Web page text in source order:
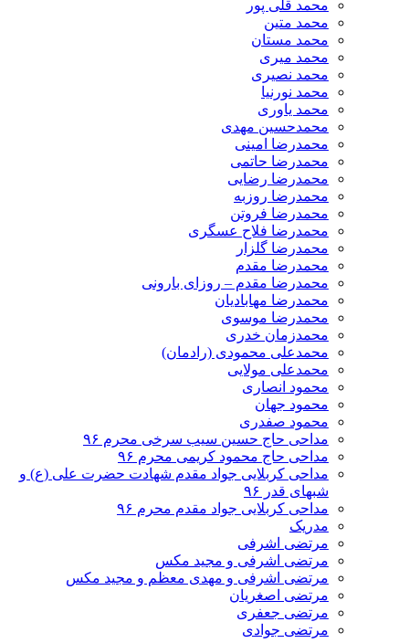
محمد قلی پور
محمد متین
محمد مستان
محمد میری
محمد نصیری
محمد نورنیا
محمد یاوری
محمدحسین مهدی
محمدرضا امینی
محمدرضا حاتمی
محمدرضا رضایی
محمدرضا روزبه
محمدرضا فروتن
محمدرضا فلاح عسگری
محمدرضا گلزار
محمدرضا مقدم
محمدرضا مقدم – روزای بارونی
محمدرضا مهابادیان
محمدرضا موسوی
محمدزمان خدری
محمدعلی محمودی (رادمان)
محمدعلی مولایی
محمود انصاری
محمود جهان
محمود صفدری
مداحی حاج حسین سیب سرخی محرم ۹۶
مداحی حاج محمود کریمی محرم ۹۶
مداحی کربلایی جواد مقدم شهادت حضرت علی (ع) و
شبهای قدر ۹۶
مداحی کربلایی جواد مقدم محرم ۹۶
مدریک
مرتضی اشرفی
مرتضی اشرفی و مجید مکس
مرتضی اشرفی و مهدی معظم و مجید مکس
مرتضی اصغریان
مرتضی جعفری
مرتضی جوادی